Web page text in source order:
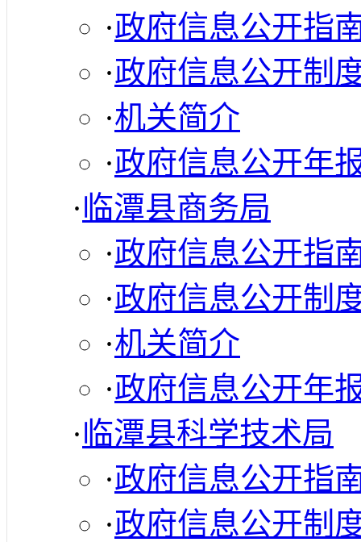
·政府信息公开指
·政府信息公开制
·机关简介
·政府信息公开年
·临潭县商务局
·政府信息公开指
·政府信息公开制
·机关简介
·政府信息公开年
·临潭县科学技术局
·政府信息公开指
·政府信息公开制